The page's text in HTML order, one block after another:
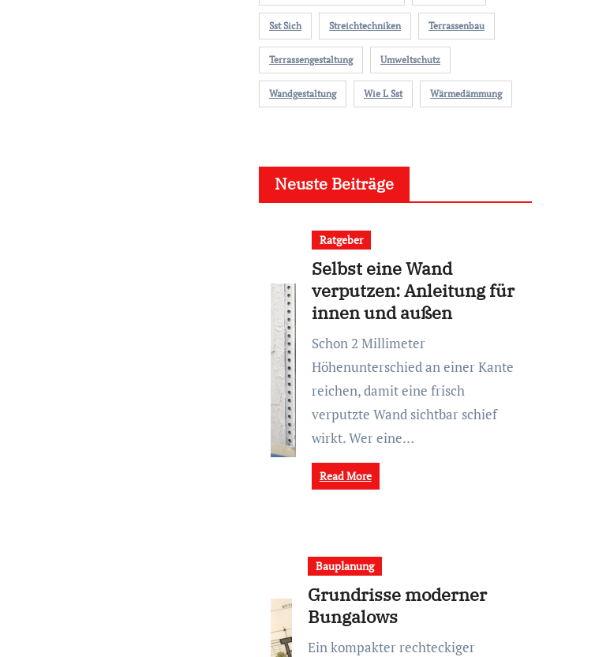
Sst Sich Streichtechniken Terrassenbau
Terrassengestaltung Umweltschutz
Wandgestaltung Wie L Sst Wärmedämmung
Neuste Beiträge
Ratgeber
Selbst eine Wand
verputzen: Anleitung für
innen und außen
Schon 2 Millimeter
Höhenunterschied an einer Kante
reichen, damit eine frisch
verputzte Wand sichtbar schief
wirkt. Wer eine…
Read More
Bauplanung
Grundrisse moderner
Bungalows
Ein kompakter rechteckiger